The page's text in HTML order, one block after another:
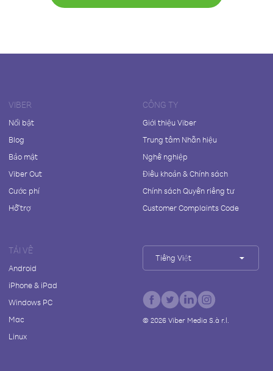
VIBER
Nổi bật
Blog
Bảo mật
Viber Out
Cước phí
Hỗ trợ
CÔNG TY
Giới thiệu Viber
Trung tâm Nhãn hiệu
Nghề nghiệp
Điều khoản & Chính sách
Chính sách Quyền riêng tư
Customer Complaints Code
TẢI VỀ
Android
iPhone & iPad
Windows PC
Mac
Linux
Tiếng Việt
© 2026Viber Media S.à r.l.